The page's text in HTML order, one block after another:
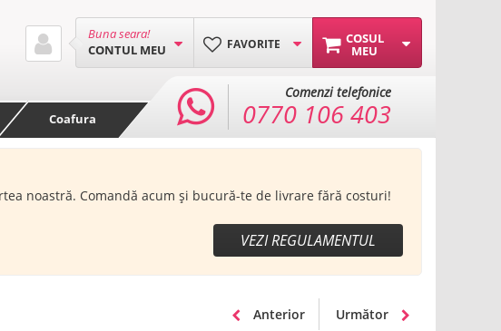
COSUL
MEU
FAVORITE
Buna seara!
CONTUL MEU
Coafura
Comenzi telefonice
0770 106 403
noastră. Comandă acum și bucură-te de livrare fără costuri!
VEZI REGULAMENTUL
Anterior Următor